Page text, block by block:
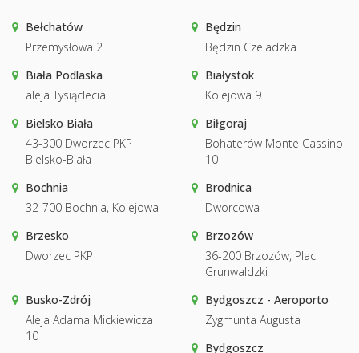
Bełchatów
Przemysłowa 2
Będzin
Będzin Czeladzka
Biała Podlaska
aleja Tysiąclecia
Białystok
Kolejowa 9
Bielsko Biała
43-300 Dworzec PKP
Bielsko-Biała
Biłgoraj
Bohaterów Monte Cassino
10
Bochnia
32-700 Bochnia, Kolejowa
Brodnica
Dworcowa
Brzesko
Dworzec PKP
Brzozów
36-200 Brzozów, Plac
Grunwaldzki
Busko-Zdrój
Aleja Adama Mickiewicza
10
Bydgoszcz - Aeroporto
Zygmunta Augusta
Bydgoszcz